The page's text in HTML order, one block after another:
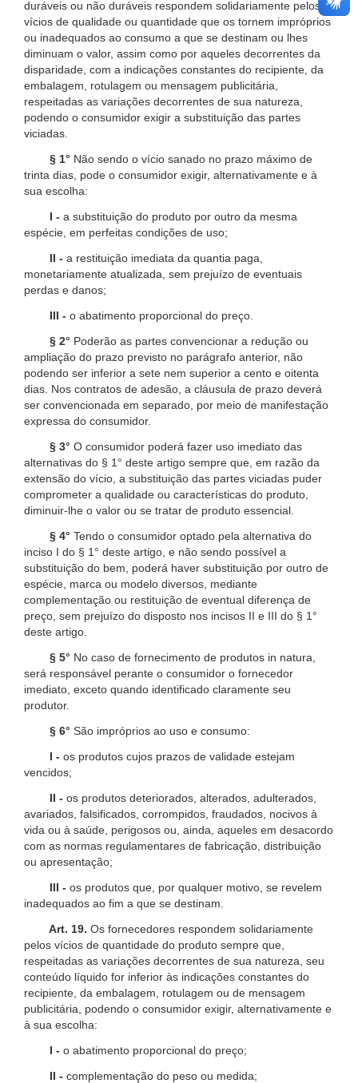
duráveis ou não duráveis respondem solidariamente pelos
vícios de qualidade ou quantidade que os tornem impróprios
ou inadequados ao consumo a que se destinam ou lhes
diminuam o valor, assim como por aqueles decorrentes da
disparidade, com a indicações constantes do recipiente, da
embalagem, rotulagem ou mensagem publicitária,
respeitadas as variações decorrentes de sua natureza,
podendo o consumidor exigir a substituição das partes
viciadas.
§ 1° Não sendo o vício sanado no prazo máximo de
trinta dias, pode o consumidor exigir, alternativamente e à
sua escolha:
I - a substituição do produto por outro da mesma
espécie, em perfeitas condições de uso;
II - a restituição imediata da quantia paga,
monetariamente atualizada, sem prejuízo de eventuais
perdas e danos;
III - o abatimento proporcional do preço.
§ 2° Poderão as partes convencionar a redução ou
ampliação do prazo previsto no parágrafo anterior, não
podendo ser inferior a sete nem superior a cento e oitenta
dias. Nos contratos de adesão, a cláusula de prazo deverá
ser convencionada em separado, por meio de manifestação
expressa do consumidor.
§ 3° O consumidor poderá fazer uso imediato das
alternativas do § 1° deste artigo sempre que, em razão da
extensão do vício, a substituição das partes viciadas puder
comprometer a qualidade ou características do produto,
diminuir-lhe o valor ou se tratar de produto essencial.
§ 4° Tendo o consumidor optado pela alternativa do
inciso I do § 1° deste artigo, e não sendo possível a
substituição do bem, poderá haver substituição por outro de
espécie, marca ou modelo diversos, mediante
complementação ou restituição de eventual diferença de
preço, sem prejuízo do disposto nos incisos II e III do § 1°
deste artigo.
§ 5° No caso de fornecimento de produtos in natura,
será responsável perante o consumidor o fornecedor
imediato, exceto quando identificado claramente seu
produtor.
§ 6° São impróprios ao uso e consumo:
I - os produtos cujos prazos de validade estejam
vencidos;
II - os produtos deteriorados, alterados, adulterados,
avariados, falsificados, corrompidos, fraudados, nocivos à
vida ou à saúde, perigosos ou, ainda, aqueles em desacordo
com as normas regulamentares de fabricação, distribuição
ou apresentação;
III - os produtos que, por qualquer motivo, se revelem
inadequados ao fim a que se destinam.
Art. 19. Os fornecedores respondem solidariamente
pelos vícios de quantidade do produto sempre que,
respeitadas as variações decorrentes de sua natureza, seu
conteúdo líquido for inferior às indicações constantes do
recipiente, da embalagem, rotulagem ou de mensagem
publicitária, podendo o consumidor exigir, alternativamente e
à sua escolha:
I - o abatimento proporcional do preço;
II - complementação do peso ou medida;